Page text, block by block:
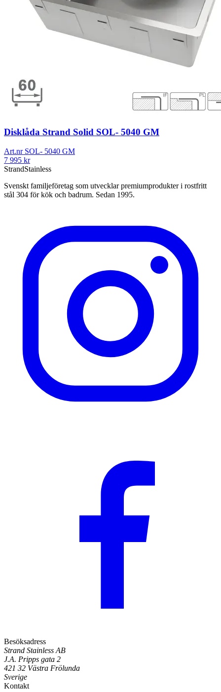
Disklåda Strand Solid SOL- 5040 GM
Art.nr SOL- 5040 GM
7 995 kr
StrandStainless
Svenskt familjeföretag som utvecklar premiumprodukter i rostfritt
stål 304 för kök och badrum. Sedan 1995.
Besöksadress
Strand Stainless AB
J.A. Pripps gata 2
421 32 Västra Frölunda
Sverige
Kontakt